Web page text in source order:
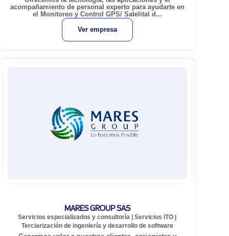
acompañamiento de personal experto para ayudarte en
el Monitoreo y Control GPS/ Satelital d...
Ver empresa
MARES GROUP SAS
Servicios especializados y consultoría |Servicios ITO |
Terciarización de ingeniería y desarrollo de software